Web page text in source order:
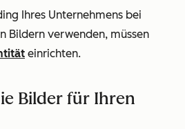
Ihres Unternehmens bei
Bildern verwenden, müssen
einrichten.
Bilder für Ihren